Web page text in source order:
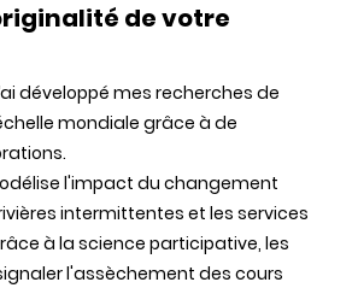
de votre
développé mes recherches de
mondiale grâce à de
l'impact du changement
intermittentes et les services
à la science participative, les
l'assèchement des cours